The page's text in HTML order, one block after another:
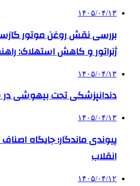
۱۴۰۵/۰۴/۱۳
بررسی نقش روغن موتور
ژنراتور و کاهش استهلاک:
۱۴۰۵/۰۴/۱۳
دندانپزشکی تحت بیهوشی در
۱۴۰۵/۰۴/۱۳
پیوندی ماندگار؛ جایگاه
انقلاب
۱۴۰۵/۰۴/۱۲